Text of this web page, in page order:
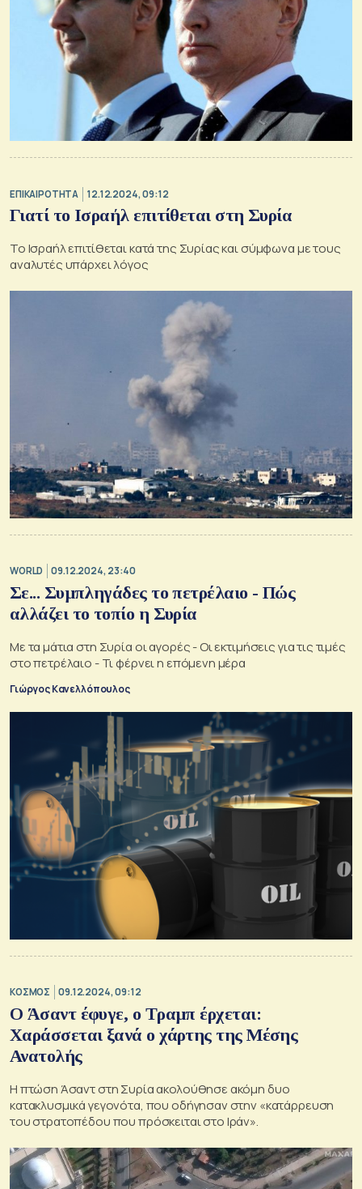
ΕΠΙΚΑΙΡΟΤΗΤΑ 12.12.2024, 09:12
Γιατί το Ισραήλ επιτίθεται στη Συρία
Το Ισραήλ επιτίθεται κατά της Συρίας και σύμφωνα με τους
αναλυτές υπάρχει λόγος
WORLD 09.12.2024, 23:40
Σε... Συμπληγάδες το πετρέλαιο - Πώς
αλλάζει το τοπίο η Συρία
Με τα μάτια στη Συρία οι αγορές - Οι εκτιμήσεις για τις τιμές
στο πετρέλαιο - Τι φέρνει η επόμενη μέρα
Γιώργος Κανελλόπουλος
ΚΟΣΜΟΣ 09.12.2024, 09:12
Ο Άσαντ έφυγε, ο Τραμπ έρχεται:
Χαράσσεται ξανά ο χάρτης της Μέσης
Ανατολής
Η πτώση Άσαντ στη Συρία ακολούθησε ακόμη δυο
κατακλυσμικά γεγονότα, που οδήγησαν στην «κατάρρευση
του στρατοπέδου που πρόσκειται στο Ιράν».